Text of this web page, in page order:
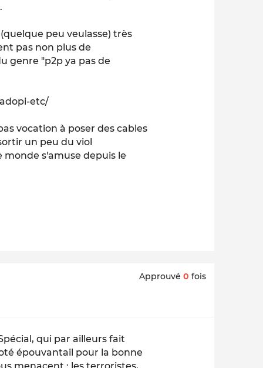
peu veulasse) très
pas non plus de
genre "p2p ya pas de
etc/
vocation à poser des cables
un peu du viol
s'amuse depuis le
Approuvé 0 fois
qui par ailleurs fait
épouvantail pour la bonne
menacent : les terroristes,